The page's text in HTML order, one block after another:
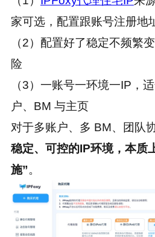
家可选，配置跟账号注册地
（2）配置好了稳定不频繁
险
（3）一账号一环境一IP，
户、BM 与主页
对于多账户、多 BM、团队
稳定、可控的IP环境，本质
施”。